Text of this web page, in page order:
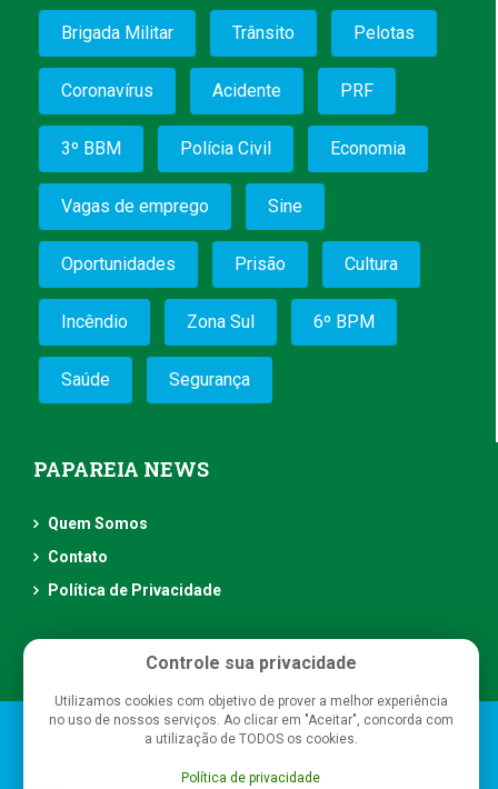
Brigada Militar Trânsito Pelotas
Coronavírus Acidente PRF
3º BBM Polícia Civil Economia
Vagas de emprego Sine
Oportunidades Prisão Cultura
Incêndio Zona Sul 6º BPM
Saúde Segurança
PAPAREIA NEWS
Quem Somos
Contato
Política de Privacidade
Papareia News - Todos os direitos reservados
Controle sua privacidade
Utilizamos cookies com objetivo de prover a melhor experiência
no uso de nossos serviços. Ao clicar em "Aceitar", concorda com
a utilização de TODOS os cookies.
Política de privacidade